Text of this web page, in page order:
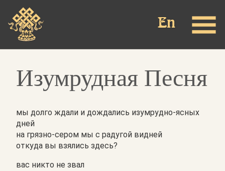
основному
содержанию
Изумрудная Песня
мы долго ждали и дождались изумрудно-ясных
дней
на грязно-сером мы с радугой видней
откуда вы взялись здесь?
вас никто не звал